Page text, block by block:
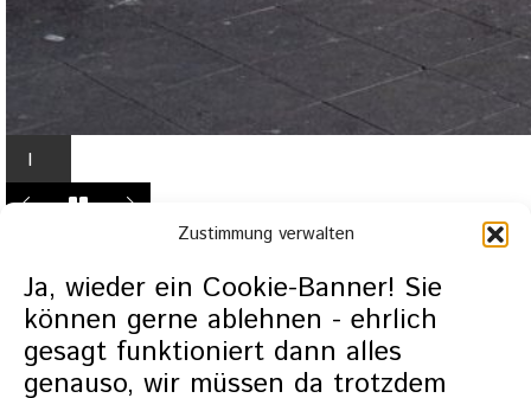
Zustimmung verwalten
Ja, wieder ein Cookie-Banner! Sie
können gerne ablehnen - ehrlich
gesagt funktioniert dann alles
genauso, wir müssen da trotzdem
I
n
g
h
t
b
o